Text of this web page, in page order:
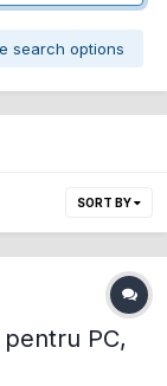
search options
SORT BY
PC,